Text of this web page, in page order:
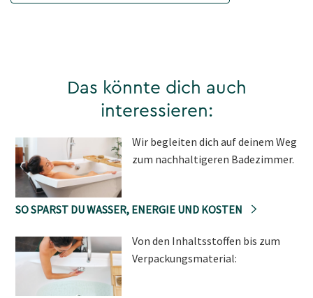
Das könnte dich auch
interessieren:
Wir begleiten dich auf deinem Weg
zum nachhaltigeren Badezimmer.
SO SPARST DU WASSER, ENERGIE UND KOSTEN
Von den Inhaltsstoffen bis zum
Verpackungsmaterial: